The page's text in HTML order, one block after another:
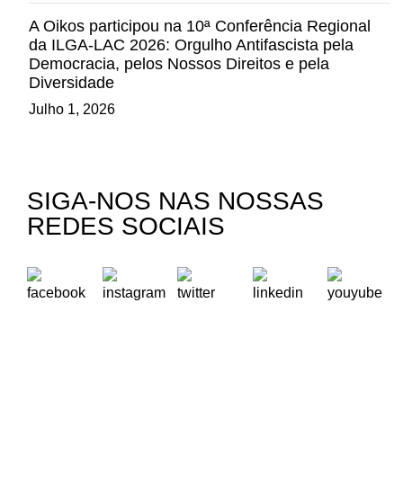
A Oikos participou na 10ª Conferência Regional
da ILGA-LAC 2026: Orgulho Antifascista pela
Democracia, pelos Nossos Direitos e pela
Diversidade
Julho 1, 2026
SIGA-NOS NAS NOSSAS
REDES SOCIAIS